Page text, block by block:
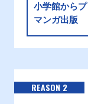
小学館から
マンガ出版
REASON 2